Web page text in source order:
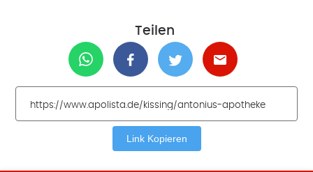
Teilen
Link Kopieren